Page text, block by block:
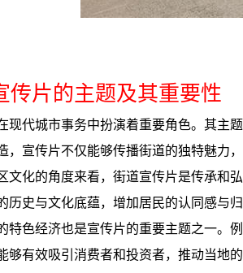
传片的主题及其重要性
现代城市事务中扮演着重要角色。其主
，宣传片不仅能够传播街道的独特魅力
文化的角度来看，街道宣传片是传承和
历史与文化底蕴，增加居民的认同感与
特色经济也是宣传片的重要主题之一。
够有效吸引消费者和投资者，推动当地的